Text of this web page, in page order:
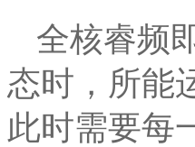
全核睿频
态时，所能
此时需要每